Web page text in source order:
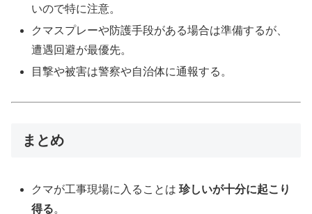
いので特に注意。
クマスプレーや防護手段がある場合は準備するが、
遭遇回避が最優先。
目撃や被害は警察や自治体に通報する。
まとめ
クマが工事現場に入ることは珍しいが十分に起こり
得る。